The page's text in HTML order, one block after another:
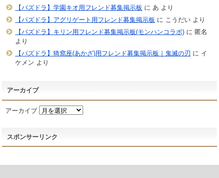
【パズドラ】学園キオ用フレンド募集掲示板 に あ より
【パズドラ】アグリゲート用フレンド募集掲示板 に こうだいより
【パズドラ】キリン用フレンド募集掲示板(モンハンコラボ)に 匿名
より
【パズドラ】猗窩座(あかざ)用フレンド募集掲示板｜鬼滅の刃 に イ
ケメン より
アーカイブ
アーカイブ
スポンサーリンク